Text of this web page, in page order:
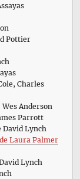
Pottier
Charles
Wes Anderson
Parrott
David Lynch
Laura Palmer
Lynch